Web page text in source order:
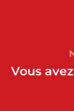
Vous